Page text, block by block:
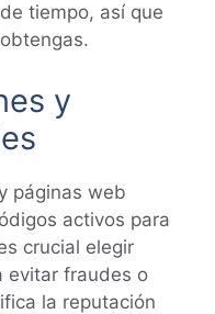
tiempo, así que
y
páginas web
activos para
crucial elegir
evitar fraudes o
la reputación